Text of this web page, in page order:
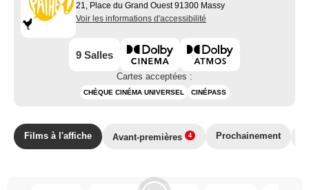
21, Place du Grand Ouest 91300 Massy
Voir les informations d'accessibilité
9 Salles
Cartes acceptées :
CHÈQUE CINÉMA UNIVERSEL CINÉPASS
Films à l'affiche Avant-premières 4 Prochainement